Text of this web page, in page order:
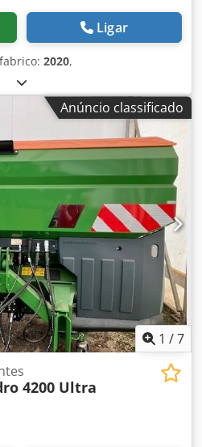
Ligar
2020,
Anúncio classificado
1 /7
4200 Ultra